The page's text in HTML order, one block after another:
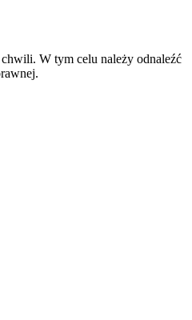
W tym celu należy odnaleźć